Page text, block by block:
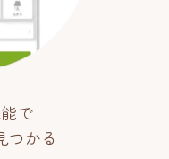
で
つかる